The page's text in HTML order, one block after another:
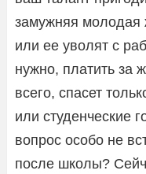
замужняя молодая
или ее уволят с
нужно, платить за
всего, спасет
или студенческие
вопрос особо не
после школы?